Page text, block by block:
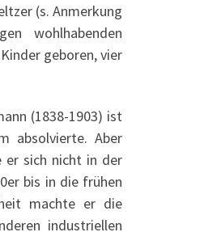
(s. Anmerkung
wohlhabenden
geboren, vier
(1838-1903) ist
absolvierte. Aber
er sich nicht in der
bis in die frühen
machte er die
industriellen